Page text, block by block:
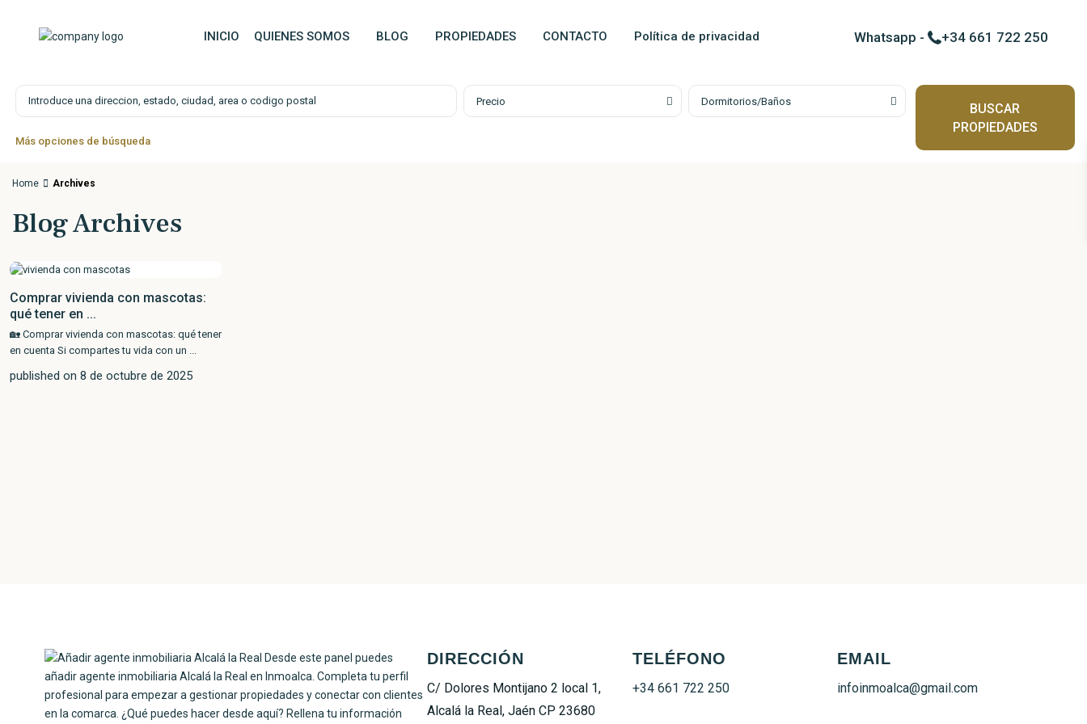
INICIO QUIENES SOMOS BLOG PROPIEDADES CONTACTO Política de privacidad Whatsapp Contactar por WhatsApp
- +34 661 722 250
Precio Dormitorios/Baños
Más opciones de búsqueda
BUSCAR
PROPIEDADES
Home Archives
Blog Archives
Comprar vivienda con mascotas:
qué tener en ...
🏡 Comprar vivienda con mascotas: qué tener
en cuenta Si compartes tu vida con un
published on 8 de octubre de 2025
DIRECCIÓN
C/ Dolores Montijano 2 local 1,
Alcalá la Real, Jaén CP 23680
TELÉFONO
+34 661 722 250
EMAIL
infoinmoalca@gmail.com